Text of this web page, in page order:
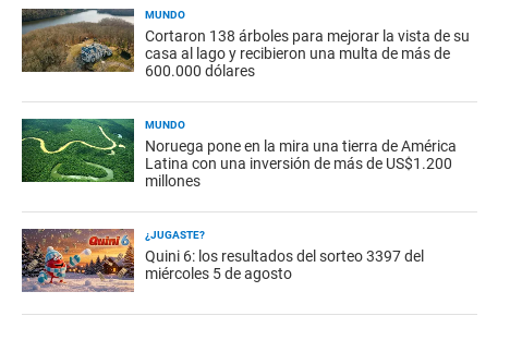
MUNDO
Cortaron 138 árboles para mejorar la vista de su
casa al lago y recibieron una multa de más de
600.000 dólares
MUNDO
Noruega pone en la mira una tierra de América
Latina con una inversión de más de US$1.200
millones
¿JUGASTE?
Quini 6: los resultados del sorteo 3397 del
miércoles 5 de agosto